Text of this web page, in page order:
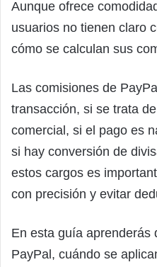
Aunque ofrece
usuarios no tienen claro
cómo se calculan sus
Las comisiones de
transacción, si se trata
comercial, si el pago es
si hay conversión de
estos cargos es
con precisión y evitar
En esta guía aprenderás
PayPal, cuándo se